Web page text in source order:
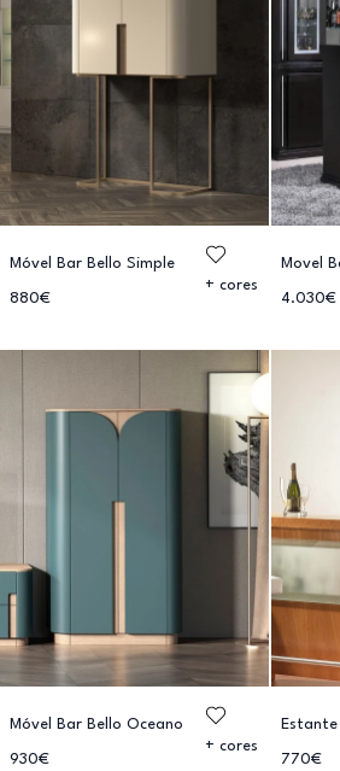
Móvel Bar Bello Simple
880€
+ cores
Movel
4.030€
Móvel Bar Bello Oceano
930€
+ cores
770€